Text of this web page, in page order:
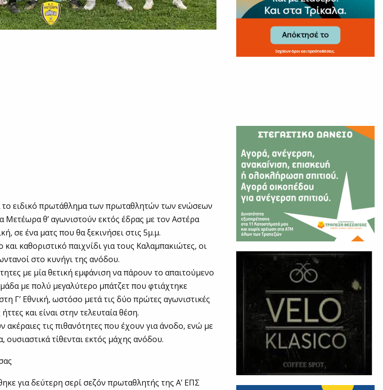
το ειδικό πρωτάθλημα των πρωταθλητών των ενώσεων
Μετέωρα θ’ αγωνιστούν εκτός έδρας με τον Αστέρα
σε ένα ματς που θα ξεκινήσει στις 5μ.μ.
και καθοριστικό παιχνίδι για τους Καλαμπακιώτες, οι
στο κυνήγι της ανόδου.
με μία θετική εμφάνιση να πάρουν το απαιτούμενο
με πολύ μεγαλύτερο μπάτζετ που φτιάχτηκε
Γ’ Εθνική, ωστόσο μετά τις δύο πρώτες αγωνιστικές
και είναι στην τελευταία θέση.
τις πιθανότητες που έχουν για άνοδο, ενώ με
τίθενται εκτός μάχης ανόδου.
για δεύτερη σερί σεζόν πρωταθλητής της Α’ ΕΠΣ